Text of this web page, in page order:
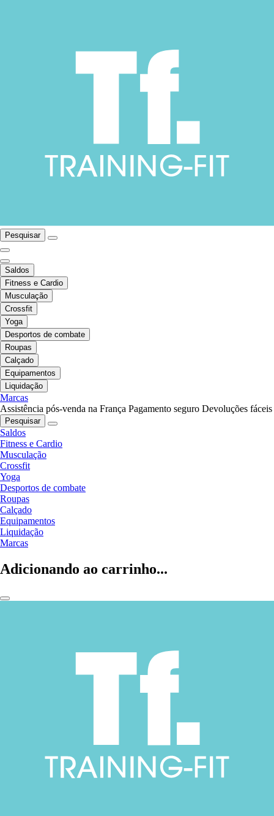
Pesquisar
Saldos
Fitness e Cardio
Musculação
Crossfit
Yoga
Desportos de combate
Roupas
Calçado
Equipamentos
Liquidação
Marcas
Assistência pós-venda na França Pagamento seguro Devoluções fáceis
Pesquisar
Saldos
Fitness e Cardio
Musculação
Crossfit
Yoga
Desportos de combate
Roupas
Calçado
Equipamentos
Liquidação
Marcas
Adicionando ao carrinho...